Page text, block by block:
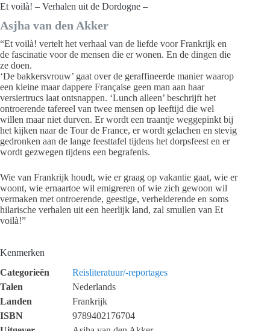
Et voilà! – Verhalen uit de Dordogne –
Asjha van den Akker
“Et voilà! vertelt het verhaal van de liefde voor Frankrijk en
de fascinatie voor de mensen die er wonen. En de dingen die
ze doen.
‘De bakkersvrouw’ gaat over de geraffineerde manier waarop
een kleine maar dappere Française geen man aan haar
versiertrucs laat ontsnappen. ‘Lunch alleen’ beschrijft het
ontroerende tafereel van twee mensen op leeftijd die wel
willen maar niet durven. Er wordt een traantje weggepinkt bij
het kijken naar de Tour de France, er wordt gelachen en stevig
gedronken aan de lange feesttafel tijdens het dorpsfeest en er
wordt gezwegen tijdens een begrafenis.
Wie van Frankrijk houdt, wie er graag op vakantie gaat, wie er
woont, wie ernaartoe wil emigreren of wie zich gewoon wil
vermaken met ontroerende, geestige, verhelderende en soms
hilarische verhalen uit een heerlijk land, zal smullen van Et
voilà!”
Kenmerken
Categorieën
Reisliteratuur/-reportages
Talen
Nederlands
Landen
Frankrijk
ISBN
9789402176704